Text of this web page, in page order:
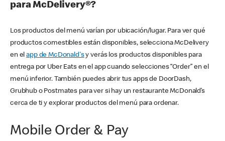
para McDelivery®?
Los productos del menú varían por ubicación/lugar. Para ver qué
productos comestibles están disponibles, selecciona McDelivery
en elapp de McDonald'sy verás los productos disponibles para
entrega por Uber Eats en el app cuando selecciones “Order” en el
menú inferior. También puedes abrir tus apps de DoorDash,
Grubhub o Postmates para ver si hay un restaurante McDonald’s
cerca de ti y explorar productos del menú para ordenar.
Mobile Order & Pay